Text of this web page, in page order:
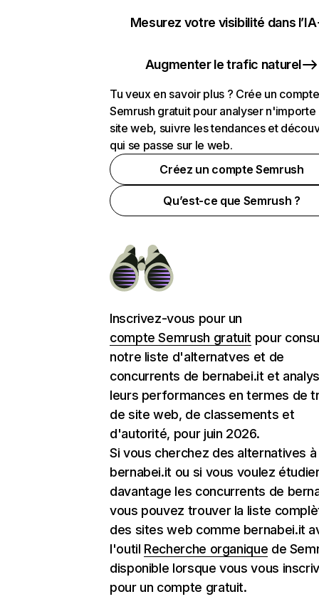
Mesurez votre visibilité dans l’IA
Augmenter le trafic naturel
Tu veux en savoir plus ? Crée un compte
Semrush gratuit pour analyser n'importe
site web, suivre les tendances et
qui se passe sur le web.
Créez un compte Semrush
Qu’est-ce que Semrush ?
Inscrivez-vous pour un
compte Semrush gratuit pour
notre liste d'alternatves et de
concurrents de bernabei.it et
leurs performances en termes de
de site web, de classements et
d'autorité, pour juin 2026.
Si vous cherchez des alternatives à
bernabei.it ou si vous voulez
davantage les concurrents de
vous pouvez trouver la liste
des sites web comme bernabei.it
l'outil Recherche organique de
disponible lorsque vous vous
pour un compte gratuit.